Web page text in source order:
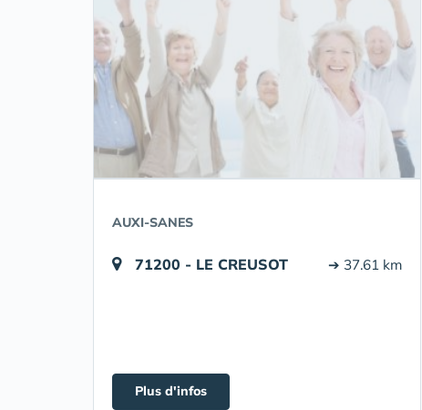
AUXI-SANES
71200 - LE CREUSOT ➔ 37.61 km
Plus d'infos